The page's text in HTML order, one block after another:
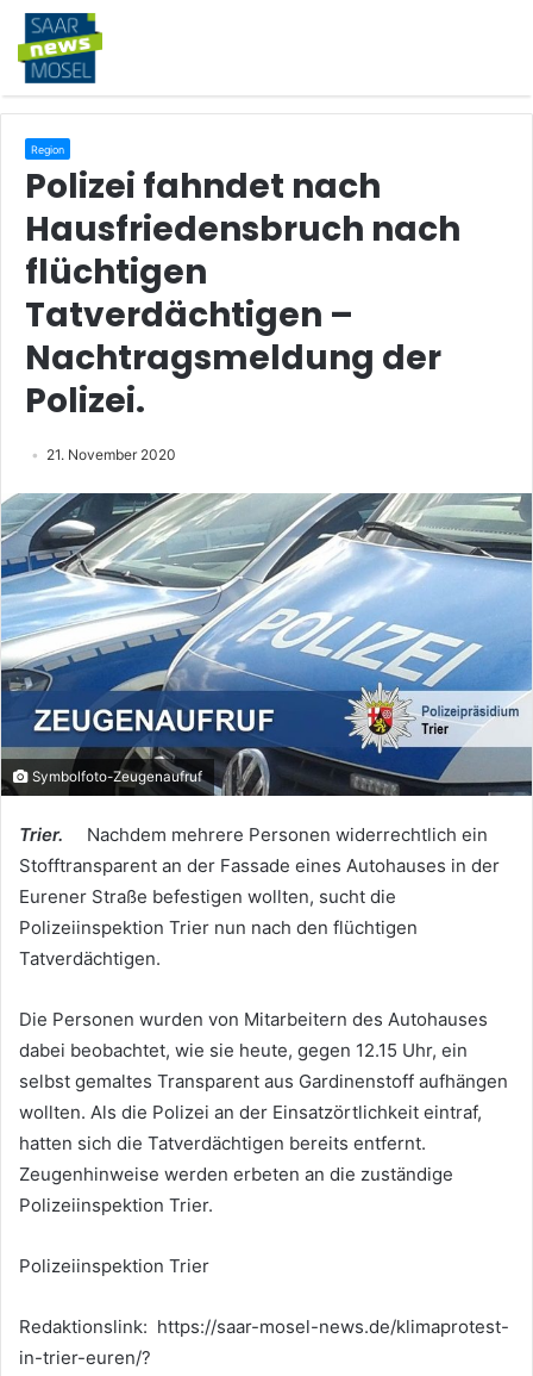
Region
Polizei fahndet nach
Hausfriedensbruch nach
flüchtigen
Tatverdächtigen –
Nachtragsmeldung der
Polizei.
21. November 2020
Symbolfoto-Zeugenaufruf
Trier. Nachdem mehrere Personen widerrechtlich ein
Stofftransparent an der Fassade eines Autohauses in der
Eurener Straße befestigen wollten, sucht die
Polizeiinspektion Trier nun nach den flüchtigen
Tatverdächtigen.
Die Personen wurden von Mitarbeitern des Autohauses
dabei beobachtet, wie sie heute, gegen 12.15 Uhr, ein
selbst gemaltes Transparent aus Gardinenstoff aufhängen
wollten. Als die Polizei an der Einsatzörtlichkeit eintraf,
hatten sich die Tatverdächtigen bereits entfernt.
Zeugenhinweise werden erbeten an die zuständige
Polizeiinspektion Trier.
Polizeiinspektion Trier
Redaktionslink: https://saar-mosel-news.de/klimaprotest-
in-trier-euren/?